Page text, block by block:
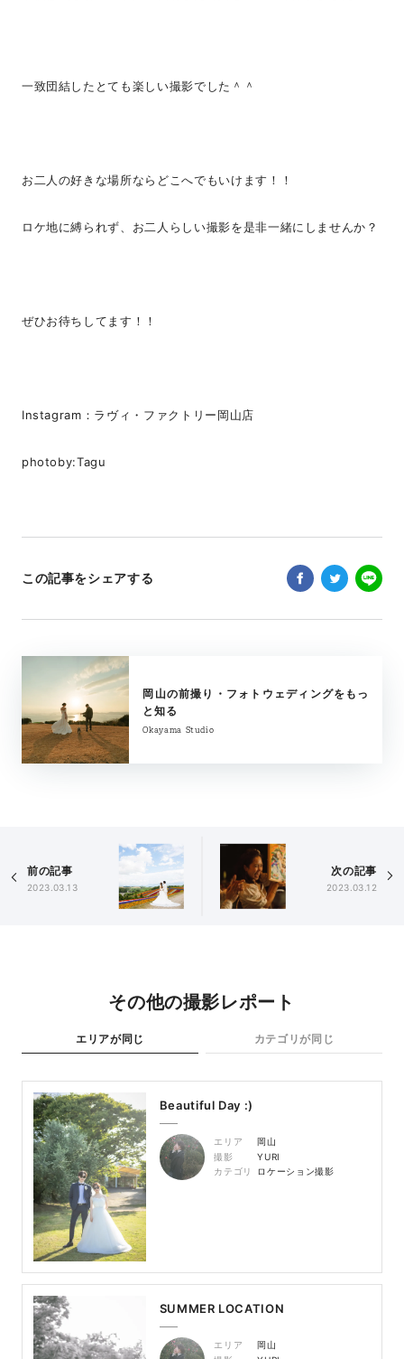
一致団結したとても楽しい撮影でした＾＾
お二人の好きな場所ならどこへでもいけます！！
ロケ地に縛られず、お二人らしい撮影を是非一緒にしませんか？
ぜひお待ちしてます！！
Instagram： ラヴィ・ファクトリー岡山店
photoby:Tagu
この記事をシェアする
岡山の前撮り・フォトウェディングをもっ
と知る
Okayama Studio
前の記事
2023.03.13
次の記事
2023.03.12
その他の撮影レポート
エリアが同じ カテゴリが同じ
Beautiful Day :)
エリア
岡山
撮影
YURI
カテゴリ
ロケーション撮影
SUMMER LOCATION
エリア
岡山